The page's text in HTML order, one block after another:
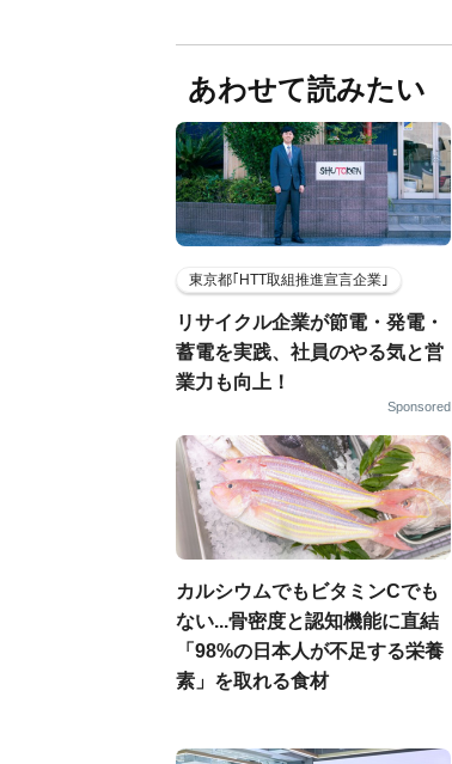
あわせて読みたい
東京都｢HTT取組推進宣言企業｣
リサイクル企業が節電・発電・
蓄電を実践、社員のやる気と営
業力も向上！
Sponsored
カルシウムでもビタミンCでも
ない...骨密度と認知機能に直結
「98%の日本人が不足する栄養
素」を取れる食材